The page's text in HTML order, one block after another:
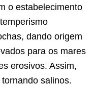
o estabelecimento
dando origem
para os mares
erosivos. Assim,
salinos.